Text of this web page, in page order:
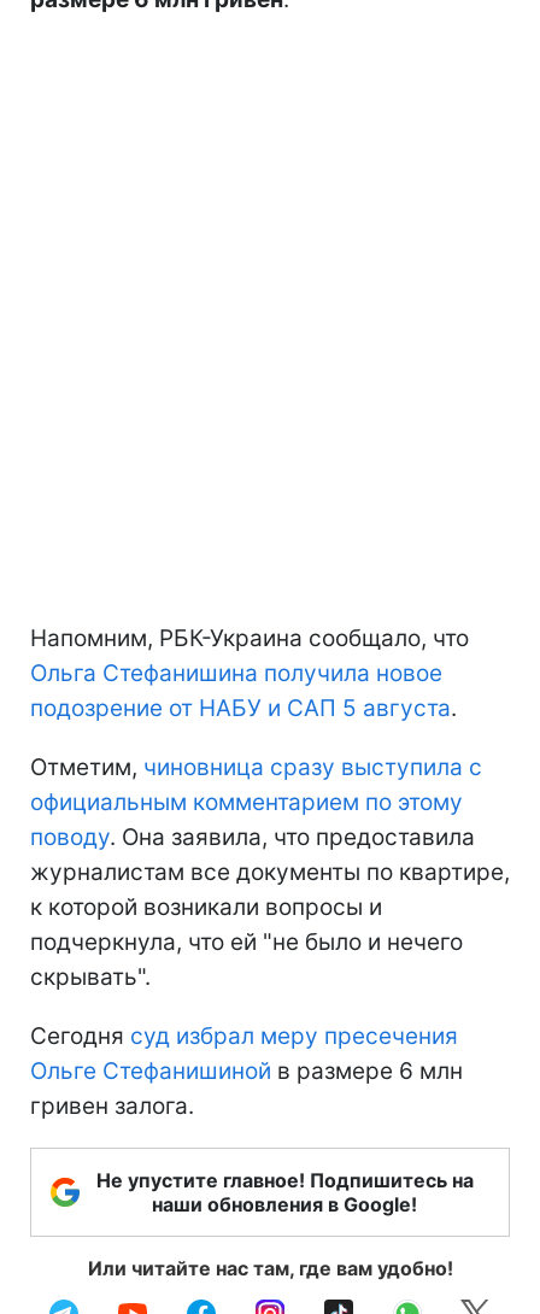
Напомним, РБК-Украина сообщало, что
Ольга Стефанишина получила новое
подозрение от НАБУ и САП 5 августа.
Отметим, чиновница сразу выступила с
официальным комментарием по этому
поводу. Она заявила, что предоставила
журналистам все документы по квартире,
к которой возникали вопросы и
подчеркнула, что ей "не было и нечего
скрывать".
Сегодня суд избрал меру пресечения
Ольге Стефанишиной в размере 6 млн
гривен залога.
Не упустите главное! Подпишитесь на
наши обновления в Google!
Или читайте нас там, где вам удобно!